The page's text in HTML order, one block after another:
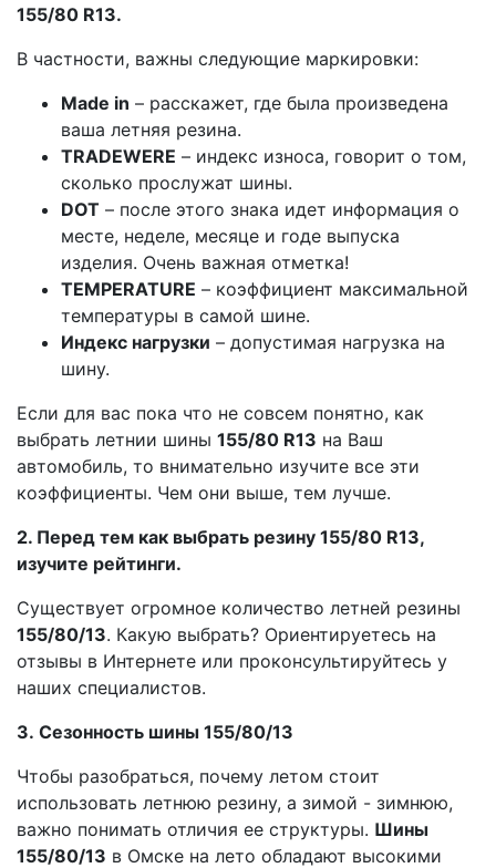
155/80 R13.
В частности, важны следующие маркировки:
Made in – расскажет, где была произведена
ваша летняя резина.
TRADEWERE – индекс износа, говорит о том,
сколько прослужат шины.
DOT – после этого знака идет информация о
месте, неделе, месяце и годе выпуска
изделия. Очень важная отметка!
TEMPERATURE – коэффициент максимальной
температуры в самой шине.
Индекс нагрузки – допустимая нагрузка на
шину.
Если для вас пока что не совсем понятно, как
выбрать летнии шины 155/80 R13 на Ваш
автомобиль, то внимательно изучите все эти
коэффициенты. Чем они выше, тем лучше.
2. Перед тем как выбрать резину 155/80 R13,
изучите рейтинги.
Существует огромное количество летней резины
155/80/13. Какую выбрать? Ориентируетесь на
отзывы в Интернете или проконсультируйтесь у
наших специалистов.
3. Сезонность шины 155/80/13
Чтобы разобраться, почему летом стоит
использовать летнюю резину, а зимой - зимнюю,
важно понимать отличия ее структуры. Шины
155/80/13 в Омске на лето обладают высокими